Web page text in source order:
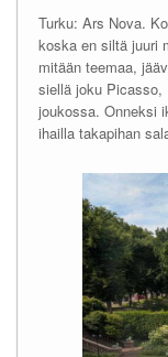
Turku: Ars Nova.
koska en siltä juuri
mitään teemaa,
siellä joku Picasso,
joukossa. Onneksi
ihailla takapihan